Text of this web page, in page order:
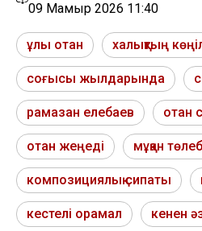
09 Мамыр 2026 11:40
ұлы отан халықтың
соғысы жылдарында
рамазан елебаев отан
отан жеңеді мұқан
композициялық сипаты
кестелі орамал кенен